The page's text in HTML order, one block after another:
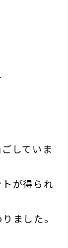
していま
が得られ
ました。